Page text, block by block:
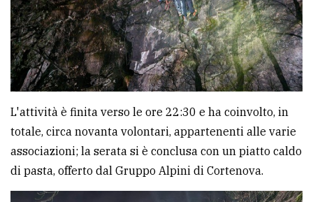
L'attività è finita verso le ore 22:30 e ha coinvolto, in
totale, circa novanta volontari, appartenenti alle varie
associazioni; la serata si è conclusa con un piatto caldo
di pasta, offerto dal Gruppo Alpini di Cortenova.